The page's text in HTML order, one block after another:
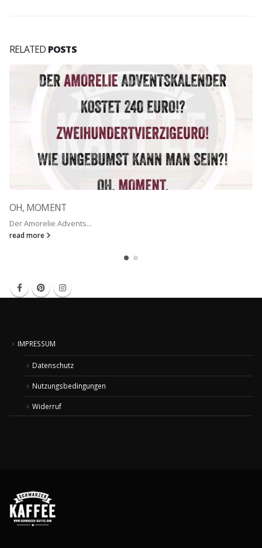
RELATED POSTS
OH, MOMENT
Der Amorelie Advents...
read more
IMPRESSUM
Datenschutz
Nutzungsbedingungen
Widerruf